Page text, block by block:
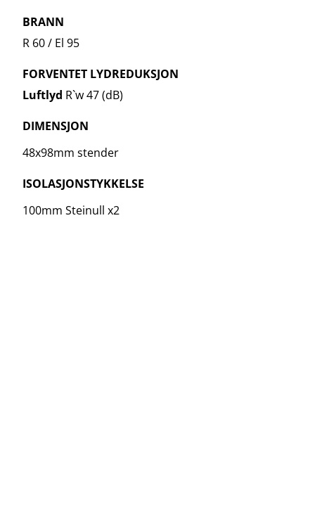
BRANN
R 60 / El 95
FORVENTET LYDREDUKSJON
Luftlyd R`w 47 (dB)
DIMENSJON
48x98mm stender
ISOLASJONSTYKKELSE
100mm Steinull x2